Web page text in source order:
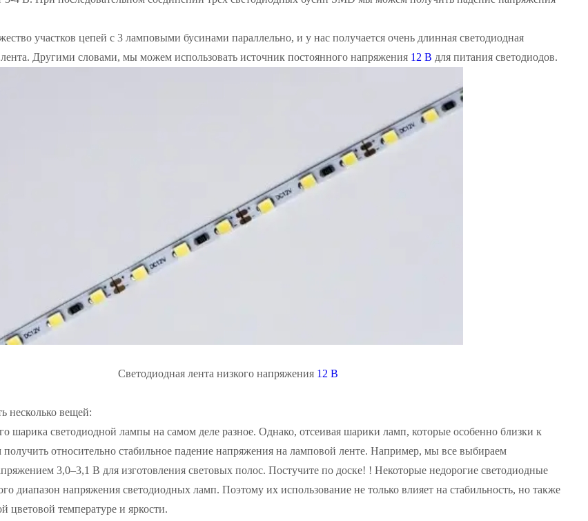
участков цепей с 3 ламповыми бусинами параллельно, и у нас получается очень длинная светодиодная
лента. Другими словами, мы можем использовать источник постоянного напряжения 12 В для питания светодиодов.
Светодиодная лента низкого напряжения 12 В
несколько вещей:
шарика светодиодной лампы на самом деле разное. Однако, отсеивая шарики ламп, которые особенно близки к
относительно стабильное падение напряжения на ламповой ленте. Например, мы все выбираем
3,0–3,1 В для изготовления световых полос. Постучите по доске! ! Некоторые недорогие светодиодные
диапазон напряжения светодиодных ламп. Поэтому их использование не только влияет на стабильность, но также
цветовой температуре и яркости.